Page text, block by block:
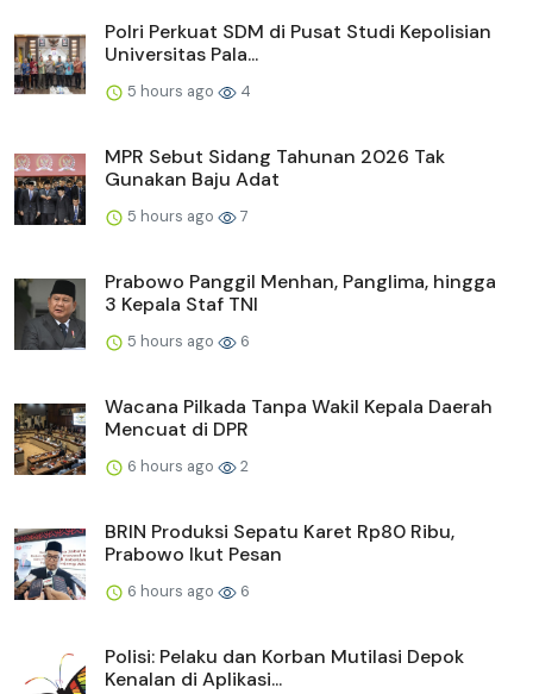
Polri Perkuat SDM di Pusat Studi Kepolisian
Universitas Pala...
5 hours ago 4
MPR Sebut Sidang Tahunan 2026 Tak
Gunakan Baju Adat
5 hours ago 7
Prabowo Panggil Menhan, Panglima, hingga
3 Kepala Staf TNI
5 hours ago 6
Wacana Pilkada Tanpa Wakil Kepala Daerah
Mencuat di DPR
6 hours ago 2
BRIN Produksi Sepatu Karet Rp80 Ribu,
Prabowo Ikut Pesan
6 hours ago 6
Polisi: Pelaku dan Korban Mutilasi Depok
Kenalan di Aplikasi...